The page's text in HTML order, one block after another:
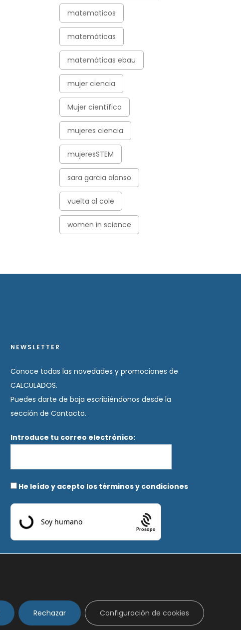
matematicos
matemáticas
matemáticas ebau
mujer ciencia
Mujer científica
mujeres ciencia
mujeresSTEM
sara garcia alonso
vuelta al cole
women in science
NEWSLETTER
Conoce todas las novedades y promociones de
CALCULADOS.
Puedes darte de baja escribiéndonos desde la
sección de Contacto.
Introduce tu correo electrónico:
He leído y acepto los términos y condiciones
Prosopo
Rechazar Configuración de cookies